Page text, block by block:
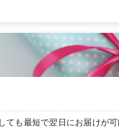
も最短で翌日にお届けが